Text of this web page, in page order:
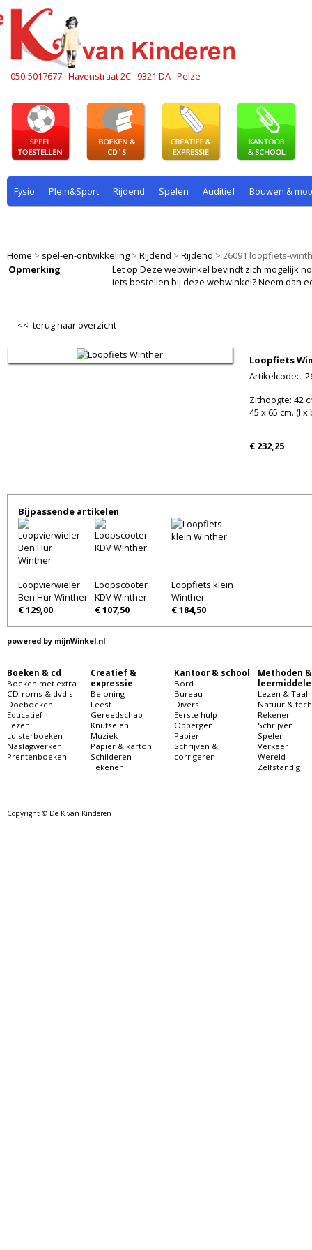
050-5017677 Havenstraat 2C 9321 DA Peize
Fysio Plein&Sport Rijdend Spelen Auditief Bouwen &
Home > spel-en-ontwikkeling > Rijdend > Rijdend > 26091 loopfiets-
Opmerking
Let op Deze webwinkel bevindt zich mogelijk
iets bestellen bij deze webwinkel? Neem dan
<< terug naar overzicht
Loopfiets
Artikelcode:
Zithoogte: 42
45 x 65 cm. (l x
€ 232,25
Bijpassende artikelen
Loopvierwieler
Ben Hur Winther
€ 129,00
Loopscooter
KDV Winther
€ 107,50
Loopfiets klein
Winther
€ 184,50
powered by mijnWinkel.nl
Boeken & cd
Boeken met extra
CD-roms & dvd's
Doeboeken
Educatief
Lezen
Luisterboeken
Naslagwerken
Prentenboeken
Creatief &
expressie
Beloning
Feest
Gereedschap
Knutselen
Muziek
Papier & karton
Schilderen
Tekenen
Kantoor & school
Bord
Bureau
Divers
Eerste hulp
Opbergen
Papier
Schrijven &
corrigeren
Methoden &
Lezen & Taal
Natuur &
Rekenen
Schrijven
Spelen
Verkeer
Wereld
Zelfstandig
Copyright © De K van Kinderen